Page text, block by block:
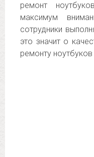
ремонт
максимум
сотрудники
это значит о
ремонту